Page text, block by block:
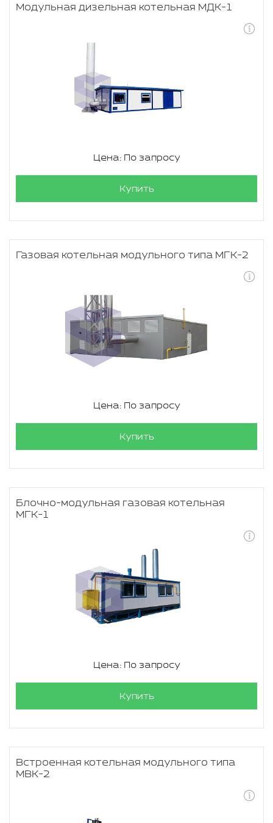
Модульная дизельная котельная МДК-1
Цена: По запросу
Купить
Газовая котельная модульного типа МГК-2
Цена: По запросу
Купить
Блочно-модульная газовая котельная
МГК-1
Цена: По запросу
Купить
Встроенная котельная модульного типа
МВК-2